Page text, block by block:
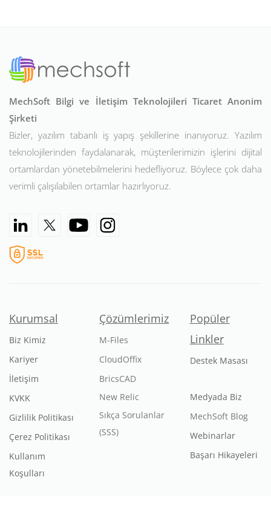
MechSoft Bilgi ve İletişim Teknolojileri Ticaret Anonim
Şirketi
Bizler, yazılım tabanlı iş yapış şekillerine inanıyoruz. Yazılım
teknolojilerinden faydalanarak, müşterilerimizin işlerini dijital
ortamlardan yönetebilmelerini hedefliyoruz. Böylece çok daha
verimli çalışılabilen ortamlar hazırlıyoruz.
Kurumsal
Biz Kimiz
Kariyer
İletişim
KVKK
Gizlilik Politikası
Çerez Politikası
Kullanım
Koşulları
Çözümlerimiz
M-Files
CloudOffix
BricsCAD
New Relic
Sıkça Sorulanlar
(SSS)
Popüler
Linkler
Destek Masası
Medyada Biz
MechSoft Blog
Webinarlar
Başarı Hikayeleri